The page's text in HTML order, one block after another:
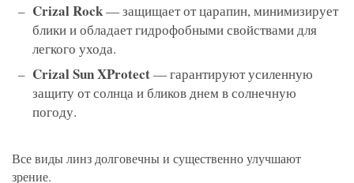
Crizal Rock— защищает от царапин, минимизирует
блики и обладает гидрофобными свойствами для
легкого ухода.
Crizal Sun XProtect— гарантируют усиленную
защиту от солнца и бликов днем в солнечную
погоду.
Все виды линз долговечны и существенно улучшают
зрение.